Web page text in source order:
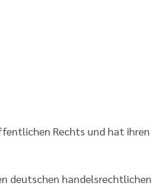
Rechts und hat ihren
deutschen handelsrechtlichen